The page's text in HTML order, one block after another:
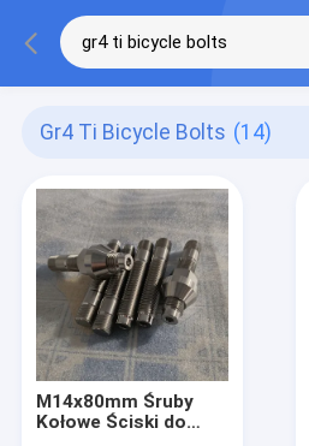
Gr4 Ti Bicycle Bolts (14)
M14x80mm Śruby
Kołowe Ściski do